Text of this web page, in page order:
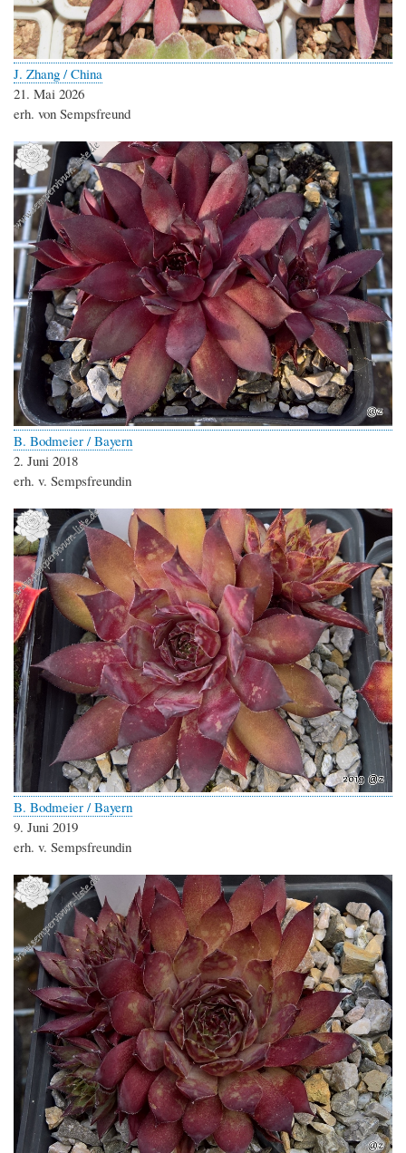
J. Zhang / China
21. Mai 2026
erh. von Sempsfreund
B. Bodmeier / Bayern
2. Juni 2018
erh. v. Sempsfreundin
B. Bodmeier / Bayern
9. Juni 2019
erh. v. Sempsfreundin